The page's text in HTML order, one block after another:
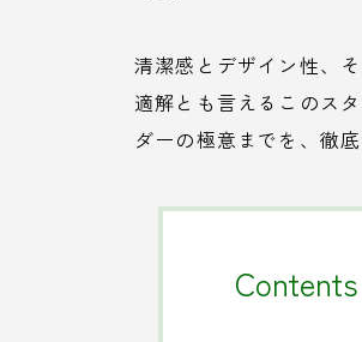
清潔感とデザイン性、
適解とも言えるこのス
ダーの極意までを、徹
Contents